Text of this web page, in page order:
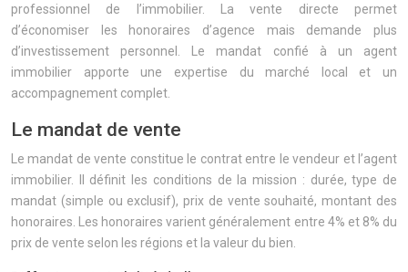
professionnel de l’immobilier. La vente directe permet
d’économiser les honoraires d’agence mais demande plus
d’investissement personnel. Le mandat confié à un agent
immobilier apporte une expertise du marché local et un
accompagnement complet.
Le mandat de vente
Le mandat de vente constitue le contrat entre le vendeur et l’agent
immobilier. Il définit les conditions de la mission : durée, type de
mandat (simple ou exclusif), prix de vente souhaité, montant des
honoraires. Les honoraires varient généralement entre 4% et 8% du
prix de vente selon les régions et la valeur du bien.